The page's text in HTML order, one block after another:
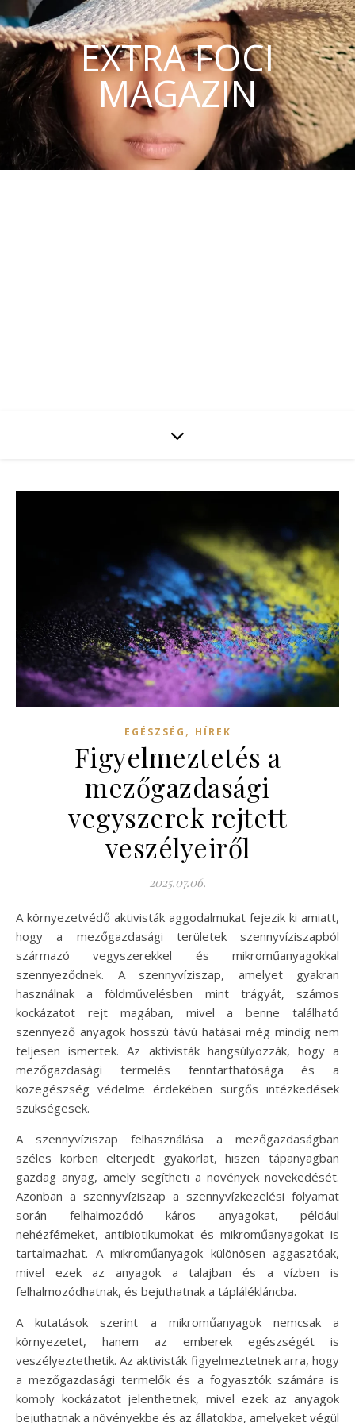
EXTRA FOCI
MAGAZIN
EGÉSZSÉG , HÍREK
Figyelmeztetés a
mezőgazdasági
vegyszerek rejtett
veszélyeiről
2025.07.06.
A környezetvédő aktivisták aggodalmukat fejezik ki amiatt,
hogy a mezőgazdasági területek szennyvíziszapból
származó vegyszerekkel és mikroműanyagokkal
szennyeződnek. A szennyvíziszap, amelyet gyakran
használnak a földművelésben mint trágyát, számos
kockázatot rejt magában, mivel a benne található
szennyező anyagok hosszú távú hatásai még mindig nem
teljesen ismertek. Az aktivisták hangsúlyozzák, hogy a
mezőgazdasági termelés fenntarthatósága és a
közegészség védelme érdekében sürgős intézkedések
szükségesek.
A szennyvíziszap felhasználása a mezőgazdaságban
széles körben elterjedt gyakorlat, hiszen tápanyagban
gazdag anyag, amely segítheti a növények növekedését.
Azonban a szennyvíziszap a szennyvízkezelési folyamat
során felhalmozódó káros anyagokat, például
nehézfémeket, antibiotikumokat és mikroműanyagokat is
tartalmazhat. A mikroműanyagok különösen aggasztóak,
mivel ezek az anyagok a talajban és a vízben is
felhalmozódhatnak, és bejuthatnak a táplálékláncba.
A kutatások szerint a mikroműanyagok nemcsak a
környezetet, hanem az emberek egészségét is
veszélyeztethetik. Az aktivisták figyelmeztetnek arra, hogy
a mezőgazdasági termelők és a fogyasztók számára is
komoly kockázatot jelenthetnek, mivel ezek az anyagok
bejuthatnak a növényekbe és az állatokba, amelyeket végül